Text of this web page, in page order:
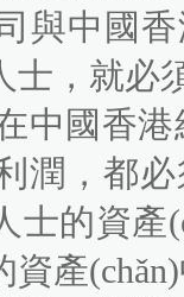
與中國香
，就必
國香港
，都必
的資產
產(chǎn)